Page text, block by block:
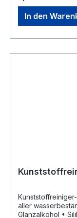
Einkaufsbüro
42389
In den
aller
Glanzalkohol • Silikonfrei • Rollläden, Kunststoffmöbel,